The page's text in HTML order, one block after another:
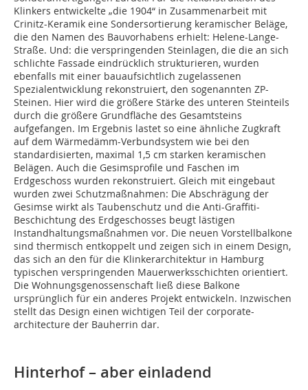
Klinkers entwickelte „die 1904“ in Zusammenarbeit mit
Crinitz-Keramik eine Sondersortierung keramischer Beläge,
die den Namen des Bauvorhabens erhielt: Helene-Lange-
Straße. Und: die verspringenden Steinlagen, die die an sich
schlichte Fassade eindrücklich strukturieren, wurden
ebenfalls mit einer bauaufsichtlich zugelassenen
Spezialentwicklung rekonstruiert, den sogenannten ZP-
Steinen. Hier wird die größere Stärke des unteren Steinteils
durch die größere Grundfläche des Gesamtsteins
aufgefangen. Im Ergebnis lastet so eine ähnliche Zugkraft
auf dem Wärmedämm-Verbundsystem wie bei den
standardisierten, maximal 1,5 cm starken keramischen
Belägen. Auch die Gesimsprofile und Faschen im
Erdgeschoss wurden rekonstruiert. Gleich mit eingebaut
wurden zwei Schutzmaßnahmen: Die Abschrägung der
Gesimse wirkt als Taubenschutz und die Anti-Graffiti-
Beschichtung des Erdgeschosses beugt lästigen
Instandhaltungsmaßnahmen vor. Die neuen Vorstellbalkone
sind thermisch entkoppelt und zeigen sich in einem Design,
das sich an den für die Klinkerarchitektur in Hamburg
typischen verspringenden Mauerwerksschichten orientiert.
Die Wohnungsgenossenschaft ließ diese Balkone
ursprünglich für ein anderes Projekt entwickeln. In­zwischen
stellt das Design einen wichtigen Teil der corporate-
architecture der Bauherrin dar.
Hinterhof – aber einladend